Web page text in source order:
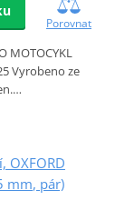
Porovnat
MOTOCYKL
Vyrobeno ze
OXFORD
mm, pár)